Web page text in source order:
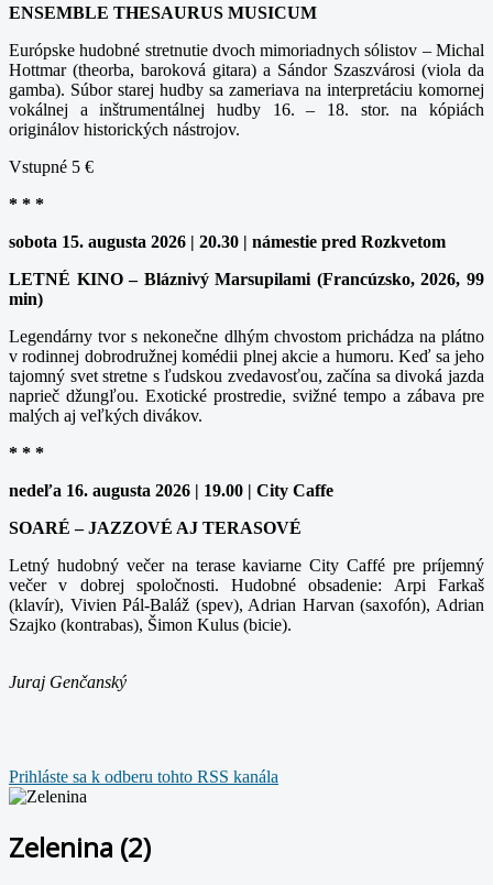
ENSEMBLE THESAURUS MUSICUM
Európske hudobné stretnutie dvoch mimoriadnych sólistov – Michal
Hottmar (theorba, baroková gitara) a Sándor Szaszvárosi (viola da
gamba). Súbor starej hudby sa zameriava na interpretáciu komornej
vokálnej a inštrumentálnej hudby 16. – 18. stor. na kópiách
originálov historických nástrojov.
Vstupné 5 €
* * *
sobota 15. augusta 2026 | 20.30 | námestie pred Rozkvetom
LETNÉ KINO – Bláznivý Marsupilami (Francúzsko, 2026, 99
min)
Legendárny tvor s nekonečne dlhým chvostom prichádza na plátno
v rodinnej dobrodružnej komédii plnej akcie a humoru. Keď sa jeho
tajomný svet stretne s ľudskou zvedavosťou, začína sa divoká jazda
naprieč džungľou. Exotické prostredie, svižné tempo a zábava pre
malých aj veľkých divákov.
* * *
nedeľa 16. augusta 2026 | 19.00 | City Caffe
SOARÉ – JAZZOVÉ AJ TERASOVÉ
Letný hudobný večer na terase kaviarne City Caffé pre príjemný
večer v dobrej spoločnosti. Hudobné obsadenie: Arpi Farkaš
(klavír), Vivien Pál-Baláž (spev), Adrian Harvan (saxofón), Adrian
Szajko (kontrabas), Šimon Kulus (bicie).
Juraj Genčanský
Prihláste sa k odberu tohto RSS kanála
Zelenina (2)